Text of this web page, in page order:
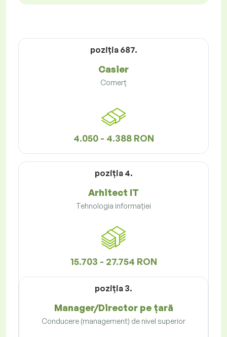
poziţia 687.
Casier
Comerț
4.050 - 4.388 RON
poziţia 4.
Arhitect IT
Tehnologia informației
15.703 - 27.754 RON
poziţia 3.
Manager/Director pe țară
Conducere (management) de nivel superior